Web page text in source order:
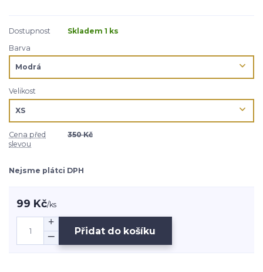
Dostupnost
Skladem 1 ks
Barva
Velikost
Cena před
slevou
350 Kč
Nejsme plátci DPH
99 Kč/ks
Přidat do košíku